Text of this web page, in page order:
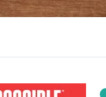
גלידות טבעוניות